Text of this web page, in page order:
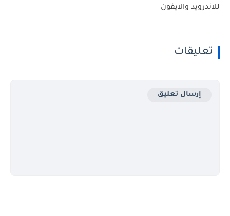
للاندرويد والايفون
تعليقات
إرسال تعليق